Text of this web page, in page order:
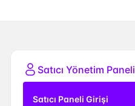
Satıcı Yönetim Paneli
Satıcı Paneli Girişi